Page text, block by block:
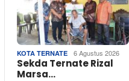
KOTA TERNATE 6 Agustus 2026
Sekda Ternate Rizal
Marsa…